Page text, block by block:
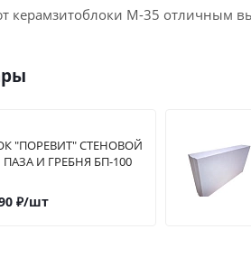
керамзитоблоки М-35 отличным
"ПОРЕВИТ" СТЕНОВОЙ
ПАЗА И ГРЕБНЯ БП-100
₽/шт